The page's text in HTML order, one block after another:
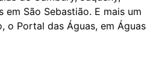
em São Sebastião. E mais um
o Portal das Águas, em Águas